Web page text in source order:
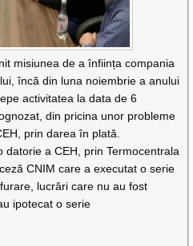
misiunea de a înființa compania
încă din luna noiembrie a anului
activitatea la data de 6
din pricina unor probleme
prin darea în plată.
a CEH, prin Termocentrala
CNIM care a executat o serie
lucrări care nu au fost
ipotecat o serie